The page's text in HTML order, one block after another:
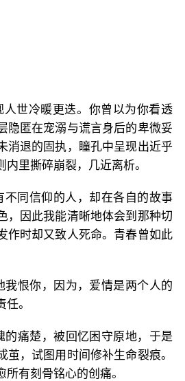
人世冷暖更迭。你曾以为你看透
隐匿在宠溺与谎言身后的卑微妥
消退的固执，瞳孔中呈现出近乎
里撕碎崩裂，几近离析。
不同信仰的人，却在各自的故事
，因此我能清晰地体会到那种切
作时却又致人死命。青春曾如此
我恨你，因为，爱情是两个人的
。
的痛楚，被回忆困守原地，于是
茧，试图用时间修补生命裂痕。
有刻骨铭心的创痛。